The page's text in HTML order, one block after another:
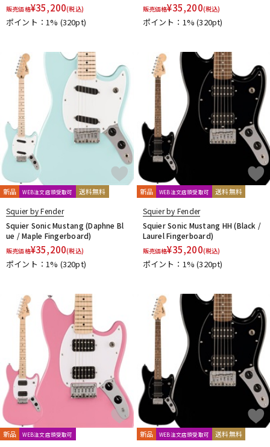
販売価格¥35,200(税込)
ポイント：1% (320pt)
販売価格¥35,200(税込)
ポイント：1%(320pt)
新品 WEB注文店頭受取可 送料無料
Squier by Fender
Squier Sonic Mustang (Daphne Bl
ue / Maple Fingerboard)
販売価格¥35,200(税込)
ポイント：1% (320pt)
新品 WEB注文店頭受取可 送料無料
Squier by Fender
Squier Sonic Mustang HH (Black /
Laurel Fingerboard)
販売価格¥35,200(税込)
ポイント：1%(320pt)
新品 WEB注文店頭受取可 新品 WEB注文店頭受取可 送料無料